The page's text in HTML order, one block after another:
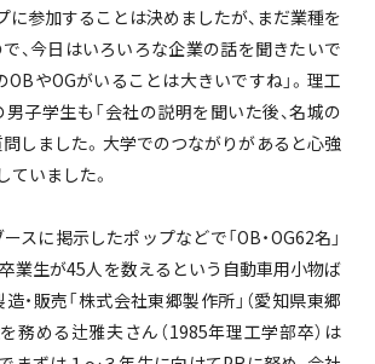
に参加することは決めましたが、まだ業種を
、今日はいろいろな企業の話を聞きたいで
OBやOGがいることは大きいですね」。理工
子学生も「会社の説明を聞いた後、名城の
しました。大学でのつながりがあると心強
ていました。
スに掲示したポップなどで「OB・OG62名」
業生が45人を数えるという自動車用小物ば
造・販売「株式会社東郷製作所」（愛知県東郷
務める辻雅夫さん（1985年理工学部卒）は